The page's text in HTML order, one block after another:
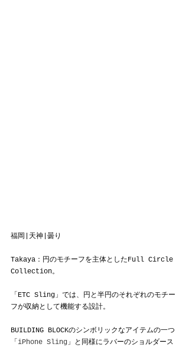
福岡|天神|曇り
Takaya： 円のモチーフを主体としたFull Circle
Collection。
「ETC Sling」では、円と半円のそれぞれのモチー
フが収納として機能する設計。
BUILDING BLOCKのシンボリックなアイテムの一つ
「 iPhone Sling」と同様にラバーのショルダース